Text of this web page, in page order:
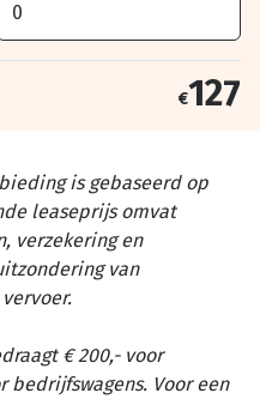
€127
is gebaseerd op
leaseprijs omvat
verzekering en
van
€ 200,- voor
bedrijfswagens. Voor een